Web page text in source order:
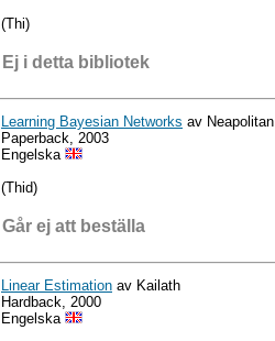
(Thi)
Ej i detta bibliotek
Learning Bayesian Networks av Neapolitan
Paperback, 2003
Engelska
(Thid)
Går ej att beställa
Linear Estimation av Kailath
Hardback, 2000
Engelska